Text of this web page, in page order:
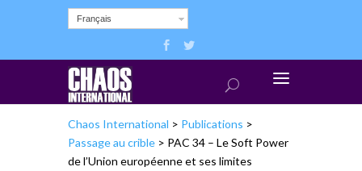
Français
Chaos International > Publications >
Passage au crible > PAC 34 – Le Soft Power
de l’Union européenne et ses limites